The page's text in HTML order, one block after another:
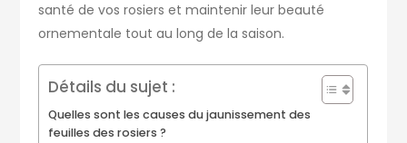
santé de vos rosiers et maintenir leur beauté
ornementale tout au long de la saison.
Détails du sujet :
Quelles sont les causes du jaunissement des
feuilles des rosiers ?